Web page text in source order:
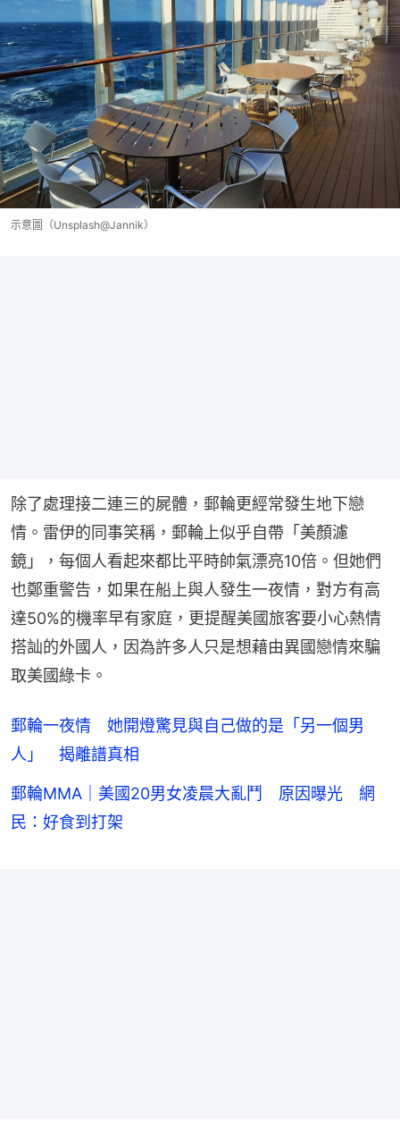
示意圖（Unsplash@Jannik）
除了處理接二連三的屍體，郵輪更經常發生地下戀
情。雷伊的同事笑稱，郵輪上似乎自帶「美顏濾
鏡」，每個人看起來都比平時帥氣漂亮10倍。但她們
也鄭重警告，如果在船上與人發生一夜情，對方有高
達50%的機率早有家庭，更提醒美國旅客要小心熱情
搭訕的外國人，因為許多人只是想藉由異國戀情來騙
取美國綠卡。
郵輪一夜情 她開燈驚見與自己做的是「另一個男
人」 揭離譜真相
郵輪MMA｜美國20男女凌晨大亂鬥 原因曝光 網
民：好食到打架